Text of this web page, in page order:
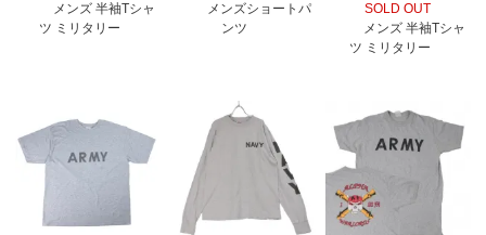
メンズ 半袖Tシャ
ツ ミリタリー
メンズショートパ
ンツ
SOLD OUT
メンズ 半袖Tシャ
ツ ミリタリー